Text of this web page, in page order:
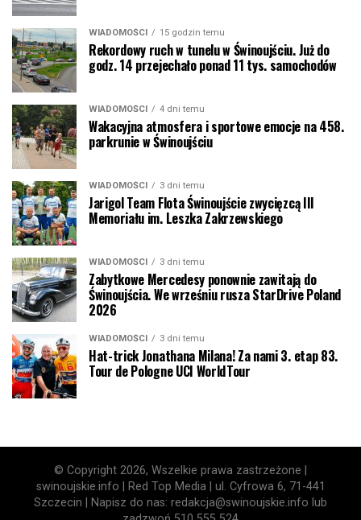
WIADOMOŚCI 15 godzin temu
Rekordowy ruch w tunelu w Świnoujściu. Już do
godz. 14 przejechało ponad 11 tys. samochodów
WIADOMOŚCI 4 dni temu
Wakacyjna atmosfera i sportowe emocje na 458.
parkrunie w Świnoujściu
WIADOMOŚCI 3 dni temu
Jarigol Team Flota Świnoujście zwycięzcą III
Memoriału im. Leszka Zakrzewskiego
WIADOMOŚCI 3 dni temu
Zabytkowe Mercedesy ponownie zawitają do
Świnoujścia. We wrześniu rusza StarDrive Poland
2026
WIADOMOŚCI 3 dni temu
Hat-trick Jonathana Milana! Za nami 3. etap 83.
Tour de Pologne UCI WorldTour
© Copyright 2026, Wszelkie prawa zastrzeżone |
swinoujskie.info | Red Top Media | ul. Cyfrowa 6, 71-441
Szczecin | Napisz do nas: redakcja@swinoujskie.info lub